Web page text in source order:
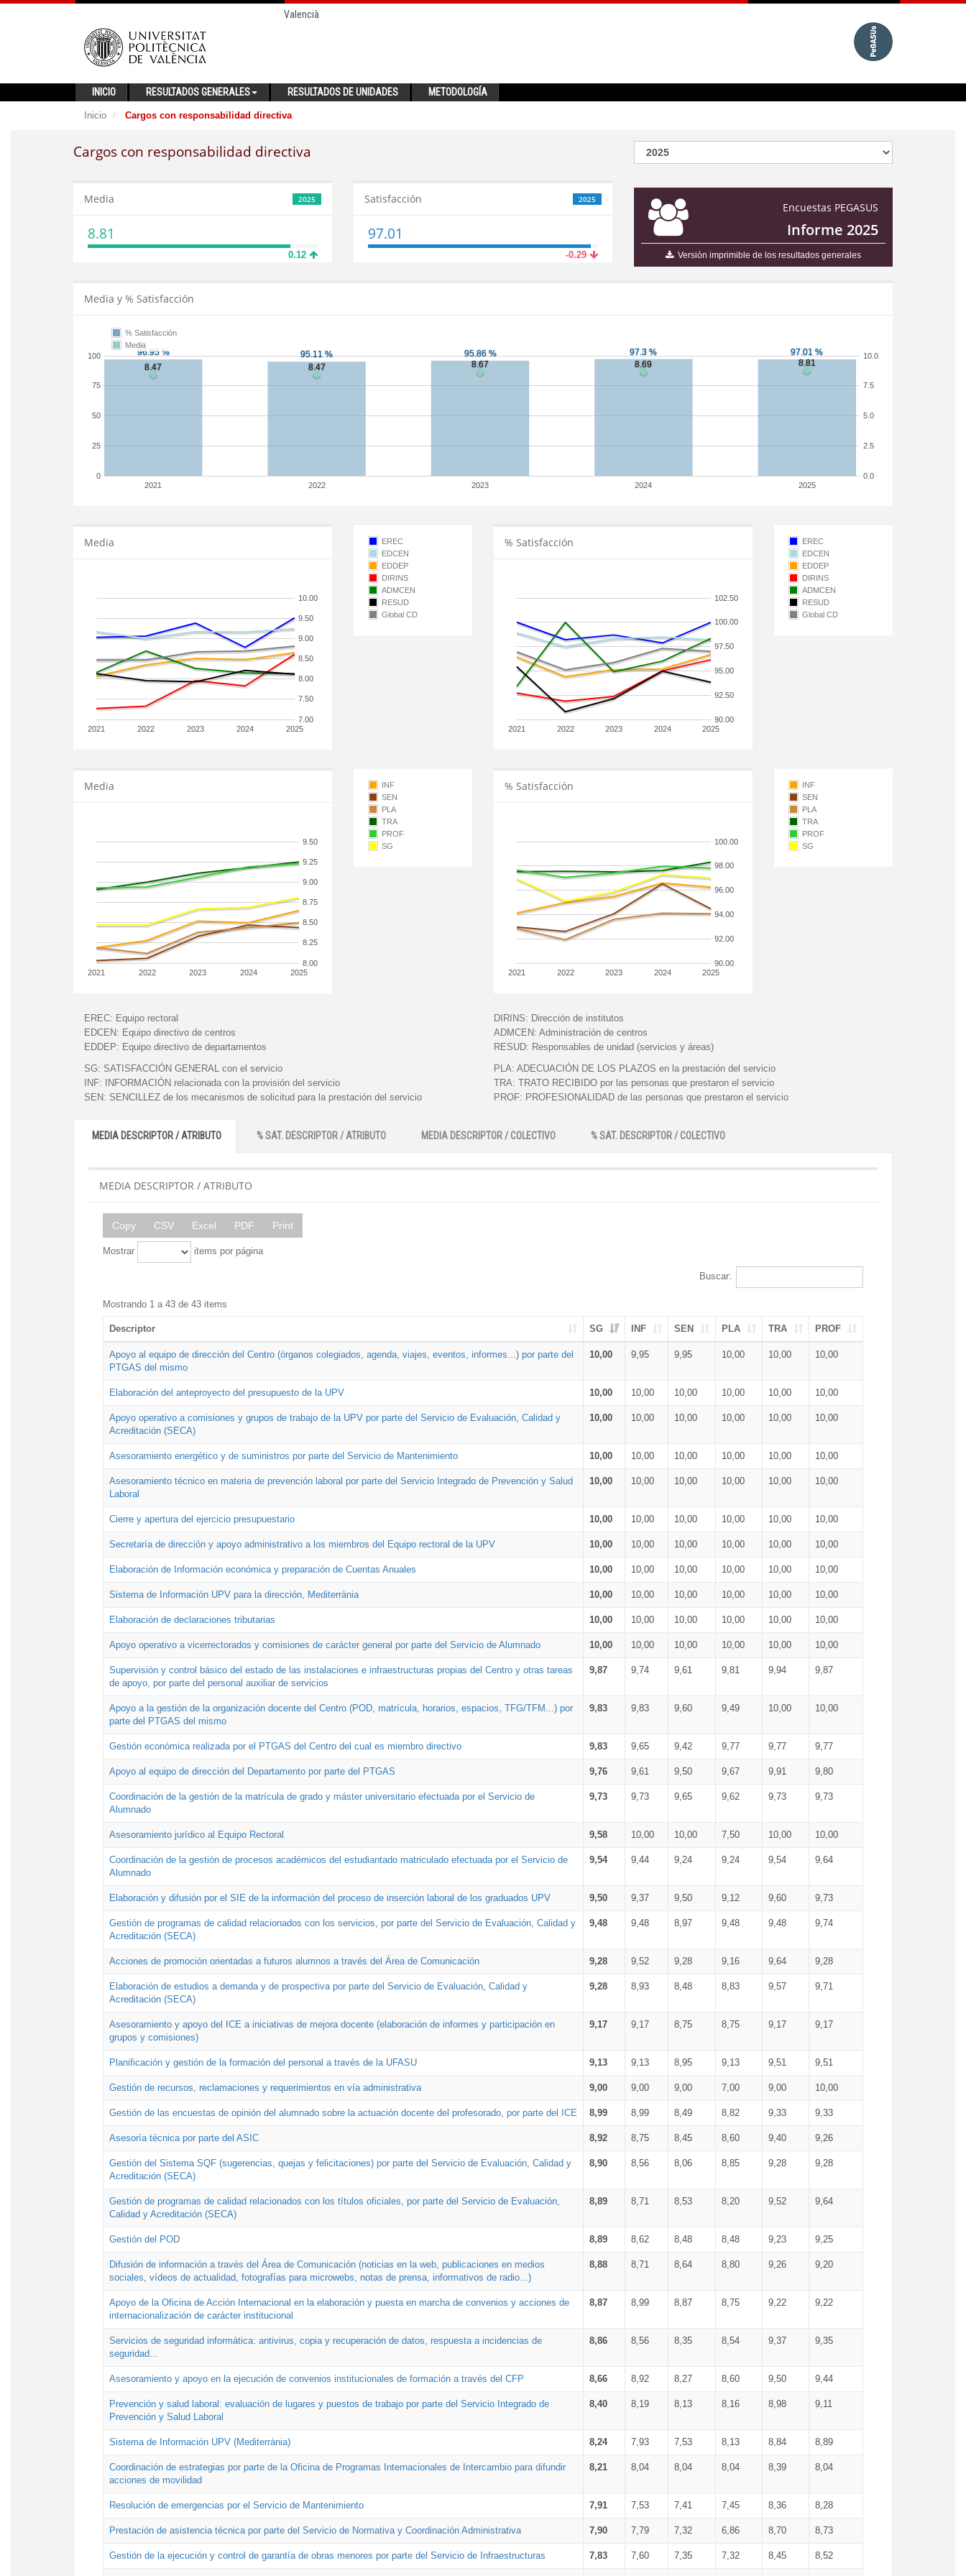
Valencià
INICIO RESULTADOS GENERALES RESULTADOS DE UNIDADES METODOLOGÍA
Inicio Cargos con responsabilidad directiva
Cargos con responsabilidad directiva
Encuestas PEGASUS
Informe 2025
Versión imprimible de los resultados generales
2025
Media
8.81
0.12
2025
Satisfacción
97.01
-0.29
Media y % Satisfacción
2021 2022 2023 2024 2025
0
25
50
75
100
0.0
2.5
5.0
7.5
10.0
% Satisfacción
Media
Media
2021 2022 2023 2024 2025
7.00
7.50
8.00
8.50
9.00
9.50
10.00
EREC
EDCEN
EDDEP
DIRINS
ADMCEN
RESUD
Global CD
% Satisfacción
2021 2022 2023 2024 2025
90.00
92.50
95.00
97.50
100.00
102.50
EREC
EDCEN
EDDEP
DIRINS
ADMCEN
RESUD
Global CD
Media
2021 2022 2023 2024 2025
8.00
8.25
8.50
8.75
9.00
9.25
9.50
INF
SEN
PLA
TRA
PROF
SG
% Satisfacción
2021 2022 2023 2024 2025
90.00
92.00
94.00
96.00
98.00
100.00
INF
SEN
PLA
TRA
PROF
SG
EREC: Equipo rectoral
EDCEN: Equipo directivo de centros
EDDEP: Equipo directivo de departamentos
DIRINS: Dirección de institutos
ADMCEN: Administración de centros
RESUD: Responsables de unidad (servicios y áreas)
SG: SATISFACCIÓN GENERAL con el servicio
INF:
INFORMACIÓN relacionada con la provisión del servicio
SEN: SENCILLEZ de los mecanismos de solicitud para la prestación del servicio
PLA: ADECUACIÓN DE LOS PLAZOS en la prestación del servicio
TRA: TRATO RECIBIDO por las personas que prestaron el servicio
PROF: PROFESIONALIDAD de las personas que prestaron el servicio
MEDIA DESCRIPTOR / ATRIBUTO % SAT. DESCRIPTOR / ATRIBUTO MEDIA DESCRIPTOR / COLECTIVO % SAT. DESCRIPTOR / COLECTIVO
MEDIA DESCRIPTOR / ATRIBUTO
Copy CSV Excel PDF Print
Mostrar items por página
Buscar:
Mostrando 1 a 43 de 43 items
Descriptor SG INF SEN PLA TRA PROF
Apoyo al equipo de dirección del Centro (órganos colegiados, agenda, viajes, eventos, informes...) por parte del
PTGAS del mismo
10,00 9,95 9,95 10,00 10,00 10,00
Elaboración del anteproyecto del presupuesto de la UPV 10,00 10,00 10,00 10,00 10,00 10,00
Apoyo operativo a comisiones y grupos de trabajo de la UPV por parte del Servicio de Evaluación, Calidad y
Acreditación (SECA)
10,00 10,00 10,00 10,00 10,00 10,00
Asesoramiento energético y de suministros por parte del Servicio de Mantenimiento 10,00 10,00 10,00 10,00 10,00 10,00
Asesoramiento técnico en materia de prevención laboral por parte del Servicio Integrado de Prevención y Salud
Laboral
10,00 10,00 10,00 10,00 10,00 10,00
Cierre y apertura del ejercicio presupuestario 10,00 10,00 10,00 10,00 10,00 10,00
Secretaría de dirección y apoyo administrativo a los miembros del Equipo rectoral de la UPV 10,00 10,00 10,00 10,00 10,00 10,00
Elaboración de Información económica y preparación de Cuentas Anuales 10,00 10,00 10,00 10,00 10,00 10,00
Sistema de Información UPV para la dirección, Mediterrània 10,00 10,00 10,00 10,00 10,00 10,00
Elaboración de declaraciones tributarias 10,00 10,00 10,00 10,00 10,00 10,00
Apoyo operativo a vicerrectorados y comisiones de carácter general por parte del Servicio de Alumnado 10,00 10,00 10,00 10,00 10,00 10,00
Supervisión y control básico del estado de las instalaciones e infraestructuras propias del Centro y otras tareas
de apoyo, por parte del personal auxiliar de servicios
9,87 9,74 9,61 9,81 9,94 9,87
Apoyo a la gestión de la organización docente del Centro (POD, matrícula, horarios, espacios, TFG/TFM...) por
parte del PTGAS del mismo
9,83 9,83 9,60 9,49 10,00 10,00
Gestión económica realizada por el PTGAS del Centro del cual es miembro directivo 9,83 9,65 9,42 9,77 9,77 9,77
Apoyo al equipo de dirección del Departamento por parte del PTGAS 9,76 9,61 9,50 9,67 9,91 9,80
Coordinación de la gestión de la matrícula de grado y máster universitario efectuada por el Servicio de
Alumnado
9,73 9,73 9,65 9,62 9,73 9,73
Asesoramiento jurídico al Equipo Rectoral 9,58 10,00 10,00 7,50 10,00 10,00
Coordinación de la gestión de procesos académicos del estudiantado matriculado efectuada por el Servicio de
Alumnado
9,54 9,44 9,24 9,24 9,54 9,64
Elaboración y difusión por el SIE de la información del proceso de inserción laboral de los graduados UPV 9,50 9,37 9,50 9,12 9,60 9,73
Gestión de programas de calidad relacionados con los servicios, por parte del Servicio de Evaluación, Calidad y
Acreditación (SECA)
9,48 9,48 8,97 9,48 9,48 9,74
Acciones de promoción orientadas a futuros alumnos a través del Área de Comunicación 9,28 9,52 9,28 9,16 9,64 9,28
Elaboración de estudios a demanda y de prospectiva por parte del Servicio de Evaluación, Calidad y
Acreditación (SECA)
9,28 8,93 8,48 8,83 9,57 9,71
Asesoramiento y apoyo del ICE a iniciativas de mejora docente (elaboración de informes y participación en
grupos y comisiones)
9,17 9,17 8,75 8,75 9,17 9,17
Planificación y gestión de la formación del personal a través de la UFASU 9,13 9,13 8,95 9,13 9,51 9,51
Gestión de recursos, reclamaciones y requerimientos en vía administrativa 9,00 9,00 9,00 7,00 9,00 10,00
Gestión de las encuestas de opinión del alumnado sobre la actuación docente del profesorado, por parte del ICE 8,99 8,99 8,49 8,82 9,33 9,33
Asesoría técnica por parte del ASIC 8,92 8,75 8,45 8,60 9,40 9,26
Gestión del Sistema SQF (sugerencias, quejas y felicitaciones) por parte del Servicio de Evaluación, Calidad y
Acreditación (SECA)
8,90 8,56 8,06 8,85 9,28 9,28
Gestión de programas de calidad relacionados con los títulos oficiales, por parte del Servicio de Evaluación,
Calidad y Acreditación (SECA)
8,89 8,71 8,53 8,20 9,52 9,64
Gestión del POD 8,89 8,62 8,48 8,48 9,23 9,25
Difusión de información a través del Área de Comunicación (noticias en la web, publicaciones en medios
sociales, vídeos de actualidad, fotografías para microwebs, notas de prensa, informativos de radio...)
8,88 8,71 8,64 8,80 9,26 9,20
Apoyo de la Oficina de Acción Internacional en la elaboración y puesta en marcha de convenios y acciones de
internacionalización de carácter institucional
8,87 8,99 8,87 8,75 9,22 9,22
Servicios de seguridad informática: antivirus, copia y recuperación de datos, respuesta a incidencias de
seguridad...
8,86 8,56 8,35 8,54 9,37 9,35
Asesoramiento y apoyo en la ejecución de convenios institucionales de formación a través del CFP 8,66 8,92 8,27 8,60 9,50 9,44
Prevención y salud laboral: evaluación de lugares y puestos de trabajo por parte del Servicio Integrado de
Prevención y Salud Laboral
8,40 8,19 8,13 8,16 8,98 9,11
Sistema de Información UPV (Mediterrània) 8,24 7,93 7,53 8,13 8,84 8,89
Coordinación de estrategias por parte de la Oficina de Programas Internacionales de Intercambio para difundir
acciones de movilidad
8,21 8,04 8,04 8,04 8,39 8,04
Resolución de emergencias por el Servicio de Mantenimiento 7,91 7,53 7,41 7,45 8,36 8,28
Prestación de asistencia técnica por parte del Servicio de Normativa y Coordinación Administrativa 7,90 7,79 7,32 6,86 8,70 8,73
Gestión de la ejecución y control de garantía de obras menores por parte del Servicio de Infraestructuras 7,83 7,60 7,35 7,32 8,45 8,52